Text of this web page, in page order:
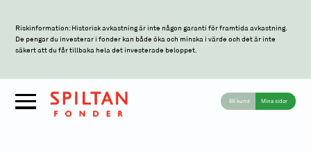
Riskinformation: Historisk avkastning är inte någon garanti för framtida avkastning.
De pengar du investerar i fonder kan både öka och minska i värde och det är inte
säkert att du får tillbaka hela det investerade beloppet.
Bli kund Mina sidor